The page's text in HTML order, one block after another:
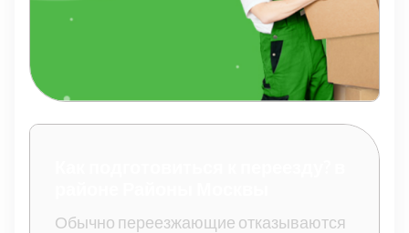
Обычно переезжающие отказываются